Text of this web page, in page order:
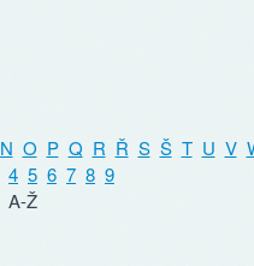
N O P Q R Ř S Š T U V
4 5 6 7 8 9
A-Ž